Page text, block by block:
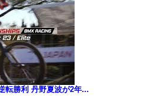
転勝利 丹野夏波が2年...